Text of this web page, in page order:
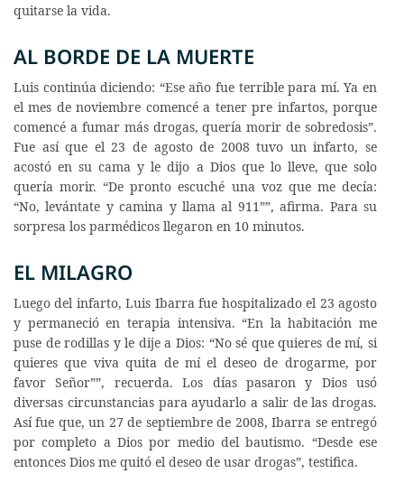
quitarse la vida.
AL BORDE DE LA MUERTE
Luis continúa diciendo: “Ese año fue terrible para mí. Ya en
el mes de noviembre comencé a tener pre infartos, porque
comencé a fumar más drogas, quería morir de sobredosis”.
Fue así que el 23 de agosto de 2008 tuvo un infarto, se
acostó en su cama y le dijo a Dios que lo lleve, que solo
quería morir. “De pronto escuché una voz que me decía:
“No, levántate y camina y llama al 911””, afirma. Para su
sorpresa los parmédicos llegaron en 10 minutos.
EL MILAGRO
Luego del infarto, Luis Ibarra fue hospitalizado el 23 agosto
y permaneció en terapia intensiva. “En la habitación me
puse de rodillas y le dije a Dios: “No sé que quieres de mí, si
quieres que viva quita de mí el deseo de drogarme, por
favor Señor””, recuerda. Los días pasaron y Dios usó
diversas circunstancias para ayudarlo a salir de las drogas.
Así fue que, un 27 de septiembre de 2008, Ibarra se entregó
por completo a Dios por medio del bautismo. “Desde ese
entonces Dios me quitó el deseo de usar drogas”, testifica.